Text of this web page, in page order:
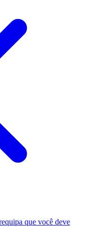
que você deve